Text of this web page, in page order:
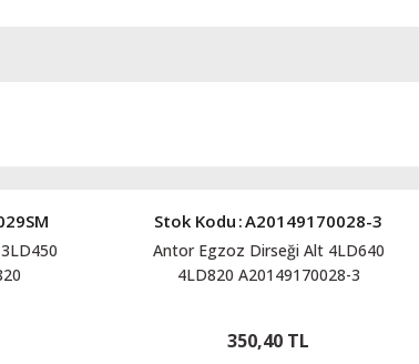
Stok Kodu :A20149170028-3
Antor Egzoz Dirseği Alt 4LD640
4LD820 A20149170028-3
350,40 TL